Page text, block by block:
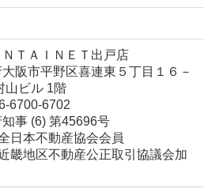
ＮＴＡＩＮＥＴ出戸店
阪市平野区喜連東５丁目１６－
山ビル 1階
6700-6702
事 (6) 第45696号
日本不動産協会会員
畿地区不動産公正取引協議会加